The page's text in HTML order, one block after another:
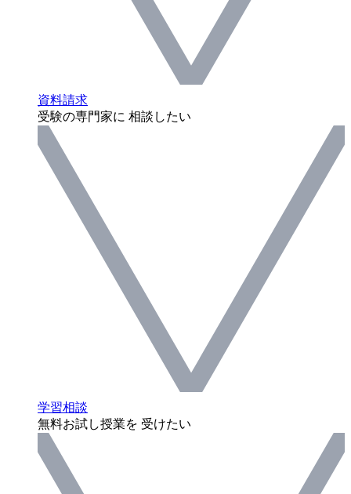
資料請求
受験の専門家に 相談したい
学習相談
無料お試し授業を 受けたい